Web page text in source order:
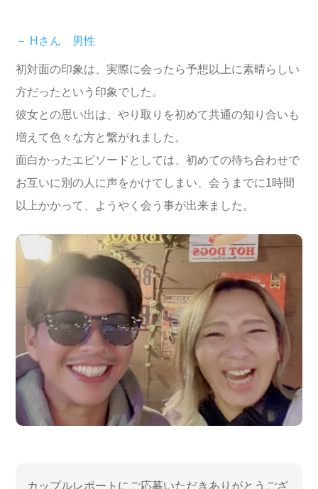
－ Hさん 男性
初対面の印象は、実際に会ったら予想以上に素晴らしい
方だったという印象でした。
彼女との思い出は、やり取りを初めて共通の知り合いも
増えて色々な方と繋がれました。
面白かったエピソードとしては、初めての待ち合わせで
お互いに別の人に声をかけてしまい、会うまでに1時間
以上かかって、ようやく会う事が出来ました。
カップルレポートにご応募いただきありがとうござ